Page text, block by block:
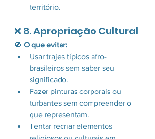
território.
❌ 8. Apropriação Cultural
🚫 O que evitar:
Usar trajes típicos afro-
brasileiros sem saber seu
significado.
Fazer pinturas corporais ou
turbantes sem compreender o
que representam.
Tentar recriar elementos